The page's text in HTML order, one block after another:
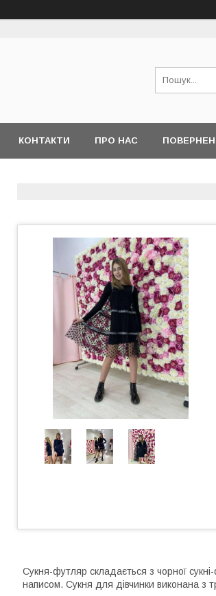
КОНТАКТИ ПРО НАС
Сукня-футляр складається з чорної
написом. Сукня для дівчинки виконана з